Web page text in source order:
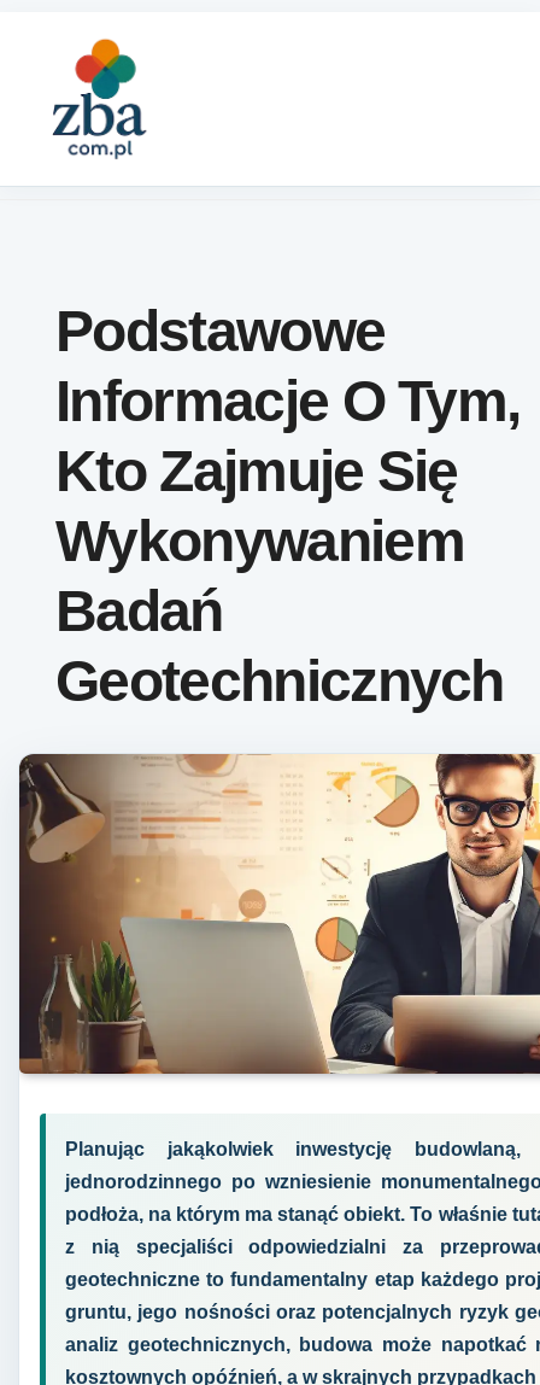
Podstawowe
Informacje O Tym,
Kto Zajmuje Się
Wykonywaniem
Badań
Geotechnicznych
Planując jakąkolwiek inwestycję
jednorodzinnego po wzniesienie
podłoża, na którym ma stanąć obiekt. To właśnie
z nią specjaliści odpowiedzialni za
geotechniczne to fundamentalny etap każdego
gruntu, jego nośności oraz potencjalnych ryzyk
analiz geotechnicznych, budowa może napotkać
kosztownych opóźnień, a w skrajnych